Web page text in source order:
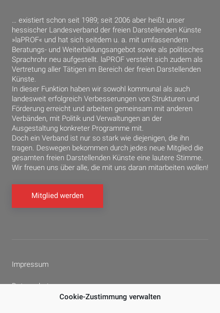
Cookie-Zustimmung verwalten
… existiert schon seit 1989; seit 2006 aber heißt unser
hessischer Landesverband der freien Darstellenden Künste
»laPROF« und hat sich seitdem u. a. mit umfassendem
Beratungs- und Weiterbildungsangebot sowie als politisches
Sprachrohr neu aufgestellt. laPROF versteht sich zudem als
Vertretung aller Tätigen im Bereich der freien Darstellenden
Künste.
In dieser Funktion haben wir sowohl kommunal als auch
landesweit erfolgreich Verbesserungen von Strukturen und
Förderung erreicht und arbeiten gemeinsam mit anderen
Verbänden, mit Politik und Verwaltungen an der
Ausgestaltung konkreter Programme mit.
Doch ein Verband ist nur so stark wie diejenigen, die ihn
tragen. Deswegen bekommen durch jedes neue Mitglied die
gesamten freien Darstellenden Künste eine lautere Stimme.
Wir freuen uns über alle, die mit uns daran mitarbeiten wollen!
Mitglied werden
Impressum
Datenschutz